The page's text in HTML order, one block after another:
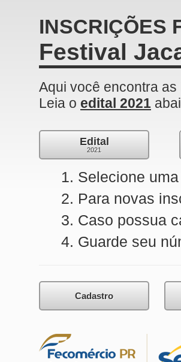
INSCRIÇÕES
Festival
Aqui você encontra
Leia o edital 2021
Edital
2021
Selecione
Para novas
Caso possua
Guarde seu
Cadastro